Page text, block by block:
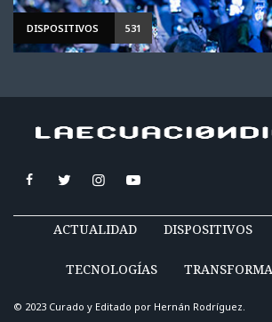
DISPOSITIVOS 531
ACTUALIDAD DISPOSITIVOS
TECNOLOGÍAS
© 2023 Curado y Editado por Hernán Rodríguez.